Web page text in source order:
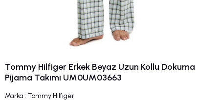
Tommy Hilfiger Erkek Beyaz Uzun Kollu Dokuma
Pijama Takımı UM0UM03663
Marka : Tommy Hilfiger